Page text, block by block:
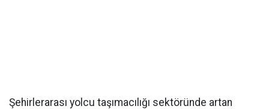
Şehirlerarası yolcu taşımacılığı sektöründe artan